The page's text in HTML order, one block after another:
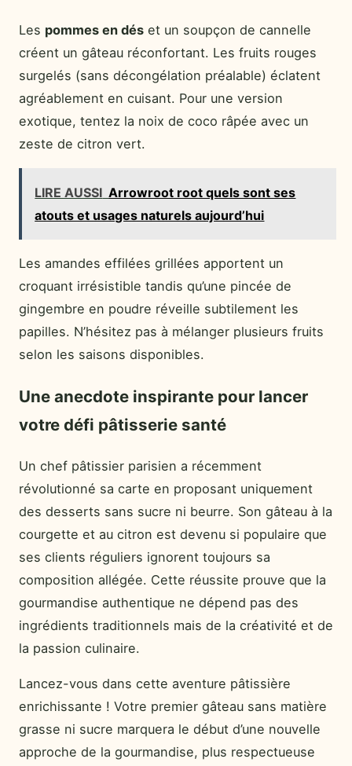
Les pommes en dés et un soupçon de cannelle
créent un gâteau réconfortant. Les fruits rouges
surgelés (sans décongélation préalable) éclatent
agréablement en cuisant. Pour une version
exotique, tentez la noix de coco râpée avec un
zeste de citron vert.
LIRE AUSSI Arrowroot root quels sont ses
atouts et usages naturels aujourd’hui
Les amandes effilées grillées apportent un
croquant irrésistible tandis qu’une pincée de
gingembre en poudre réveille subtilement les
papilles. N’hésitez pas à mélanger plusieurs fruits
selon les saisons disponibles.
Une anecdote inspirante pour lancer
votre défi pâtisserie santé
Un chef pâtissier parisien a récemment
révolutionné sa carte en proposant uniquement
des desserts sans sucre ni beurre. Son gâteau à la
courgette et au citron est devenu si populaire que
ses clients réguliers ignorent toujours sa
composition allégée. Cette réussite prouve que la
gourmandise authentique ne dépend pas des
ingrédients traditionnels mais de la créativité et de
la passion culinaire.
Lancez-vous dans cette aventure pâtissière
enrichissante ! Votre premier gâteau sans matière
grasse ni sucre marquera le début d’une nouvelle
approche de la gourmandise, plus respectueuse